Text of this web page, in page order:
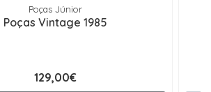
Poças Júnior
Poças Vintage 1985
129,00€